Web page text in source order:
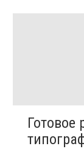
Готовое